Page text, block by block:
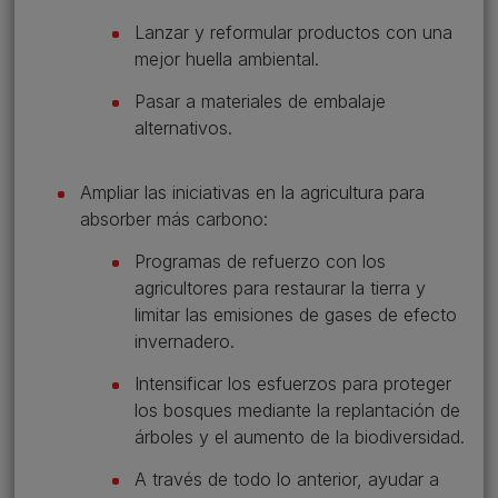
Lanzar y reformular productos con una
mejor huella ambiental.
Pasar a materiales de embalaje
alternativos.
Ampliar las iniciativas en la agricultura para
absorber más carbono:
Programas de refuerzo con los
agricultores para restaurar la tierra y
limitar las emisiones de gases de efecto
invernadero.
Intensificar los esfuerzos para proteger
los bosques mediante la replantación de
árboles y el aumento de la biodiversidad.
A través de todo lo anterior, ayudar a